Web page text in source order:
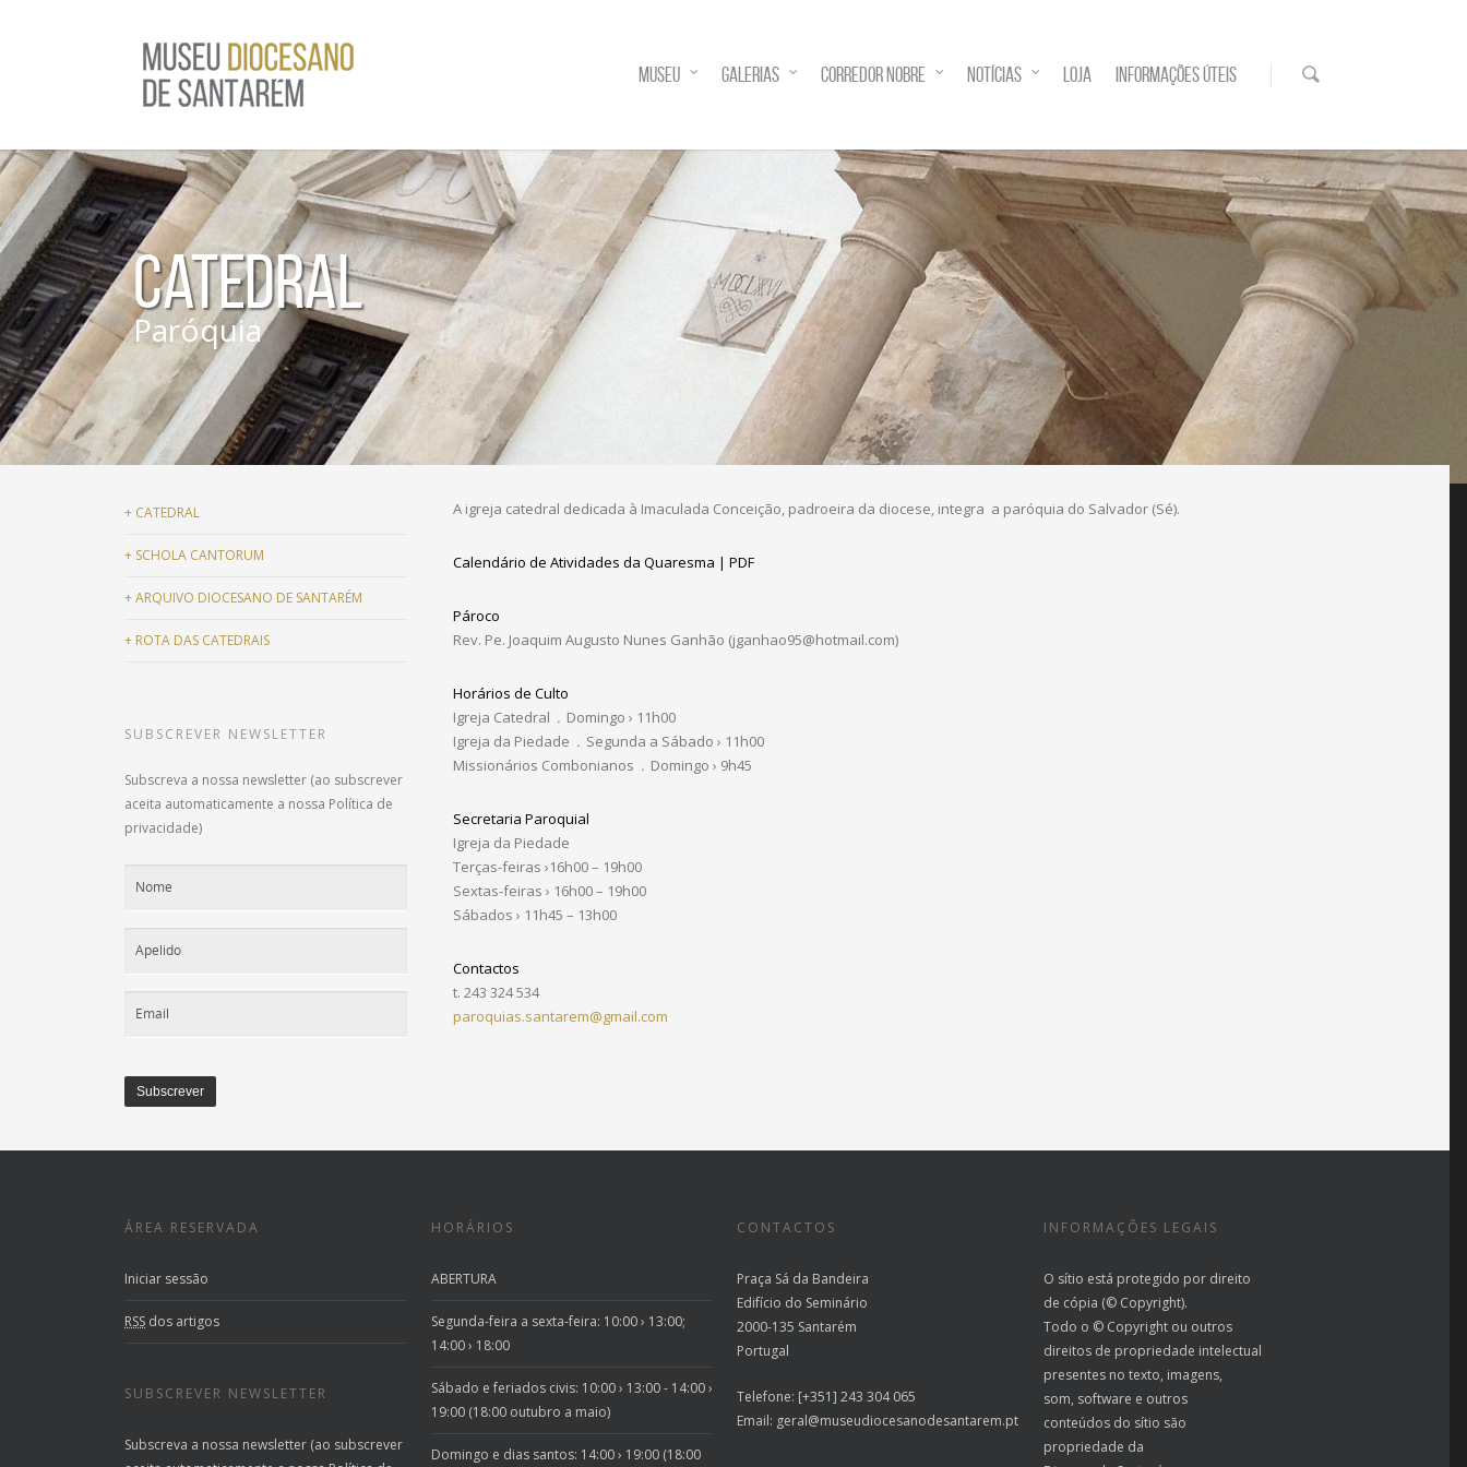
MUSEU GALERIAS CORREDOR NOBRE NOTÍCIAS LOJA INFORMAÇÕES ÚTEIS
Catedral
Paróquia
A igreja catedral dedicada à Imaculada Conceição, padroeira da diocese, integra a paróquia do Salvador (Sé).
Calendário de Atividades da Quaresma | PDF
Pároco
Rev. Pe. Joaquim Augusto Nunes Ganhão (jganhao95@hotmail.com)
Horários de Culto
Igreja Catedral . Domingo › 11h00
Igreja da Piedade . Segunda a Sábado › 11h00
Missionários Combonianos . Domingo › 9h45
Secretaria Paroquial
Igreja da Piedade
Terças-feiras ›16h00 – 19h00
Sextas-feiras › 16h00 – 19h00
Sábados › 11h45 – 13h00
Contactos
t. 243 324 534
paroquias.santarem@gmail.com
+ CATEDRAL
+ SCHOLA CANTORUM
+ARQUIVO DIOCESANO DE SANTARÉM
+ ROTA DAS CATEDRAIS
SUBSCREVER NEWSLETTER
Subscreva a nossa newsletter (ao subscrever
aceita automaticamente a nossa Política de
privacidade)
ÁREA RESERVADA
Iniciar sessão
RSS dos artigos
SUBSCREVER NEWSLETTER
Subscreva a nossa newsletter (ao subscrever
HORÁRIOS
ABERTURA
Segunda-feira a sexta-feira: 10:00 › 13:00;
14:00 › 18:00
Sábado e feriados civis: 10:00 › 13:00 - 14:00 ›
19:00 (18:00 outubro a maio)
Domingo e dias santos: 14:00 › 19:00 (18:00
CONTACTOS
Praça Sá da Bandeira
Edifício do Seminário
2000-135 Santarém
Portugal
Telefone: [+351] 243 304 065
Email: geral@museudiocesanodesantarem.pt
INFORMAÇÕES LEGAIS
O sítio está protegido por direito
de cópia (© Copyright).
Todo o © Copyright ou outros
direitos de propriedade intelectual
presentes no texto, imagens,
som, software e outros
conteúdos do sítio são
propriedade da